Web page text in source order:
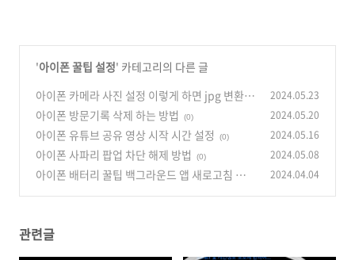
'아이폰 꿀팁 설정' 카테고리의 다른 글
아이폰 카메라 사진 설정 이렇게 하면 jpg 변환
필요없습니다.
(0)
2024.05.23
아이폰 방문기록 삭제 하는 방법 (0) 2024.05.20
아이폰 유튜브 공유 영상 시작 시간 설정 (0) 2024.05.16
아이폰 사파리 팝업 차단 해제 방법 (0) 2024.05.08
아이폰 배터리 꿀팁 백그라운드 앱 새로고침 설정
2024.04.04
관련글